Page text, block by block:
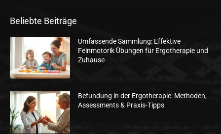
Beliebte Beiträge
Umfassende Sammlung: Effektive
Feinmotorik Übungen für Ergotherapie und
Zuhause
Befundung in der Ergotherapie: Methoden,
Assessments & Praxis-Tipps